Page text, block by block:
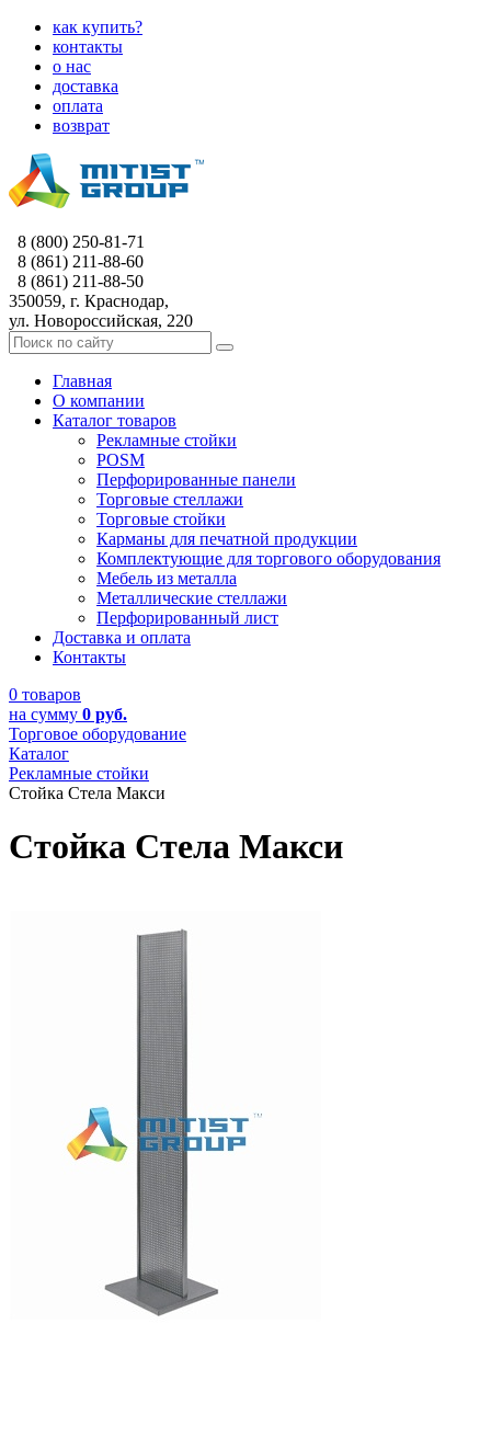
как купить?
контакты
о нас
доставка
оплата
возврат
8 (800) 250-81-71
8 (861) 211-88-60
8 (861) 211-88-50
350059, г. Краснодар,
ул. Новороссийская, 220
Главная
О компании
Каталог товаров
Рекламные стойки
POSM
Перфорированные панели
Торговые стеллажи
Торговые стойки
Карманы для печатной продукции
Комплектующие для торгового оборудования
Мебель из металла
Металлические стеллажи
Перфорированный лист
Доставка и оплата
Контакты
0 товаров
на сумму 0 руб.
Торговое оборудование
Каталог
Рекламные стойки
Стойка Стела Макси
Стойка Стела Макси